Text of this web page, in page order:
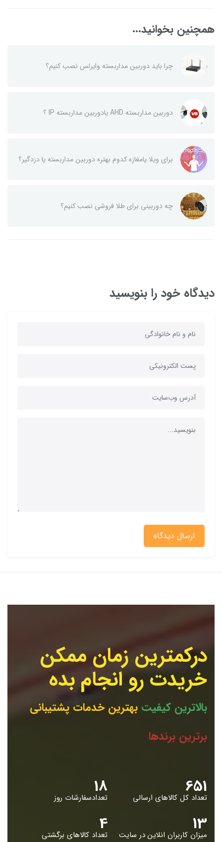
همچنین بخوانید...
چرا باید دوربین مداربسته وایرلس نصب کنیم؟
دوربین مداربسته AHD یادوربین مداربسته IP ؟
برای ویلا یامغازه کدوم بهتره دوربین مداربسته یا دزدگیر؟
چه دوربینی برای طلا فروشی نصب کنیم؟
دیدگاه خود را بنویسید
ارسال دیدگاه
درکمترین زمان ممکن
خریدت رو انجام بده
بالاترین کیفیت بهترین خدمات پشتیبانی
برترین برندها
653
تعداد کل کالاهای ارسالی 19
تعدادسفارشات روز
14
میزان کاربران انلاین در سایت 5
تعداد کالاهای برگشتی